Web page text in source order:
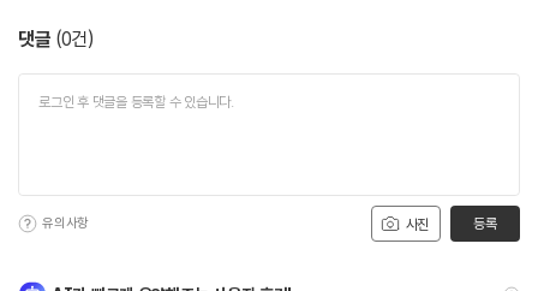
댓글 (0건)
사진
유의사항 등록